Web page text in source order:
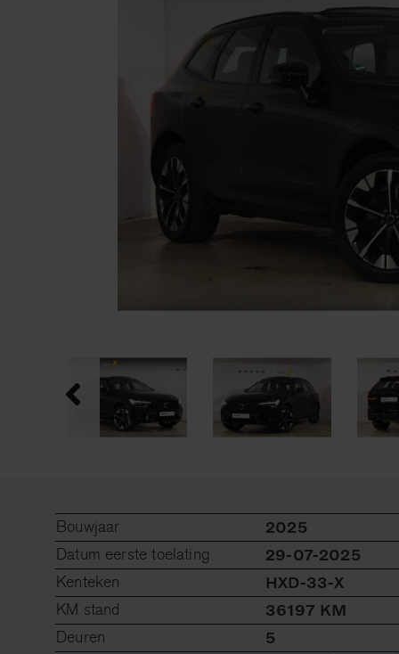
Bouwjaar
2025
Datum eerste toelating
29-07-2025
Kenteken
HXD-33-X
KM stand
36197 KM
Deuren
5